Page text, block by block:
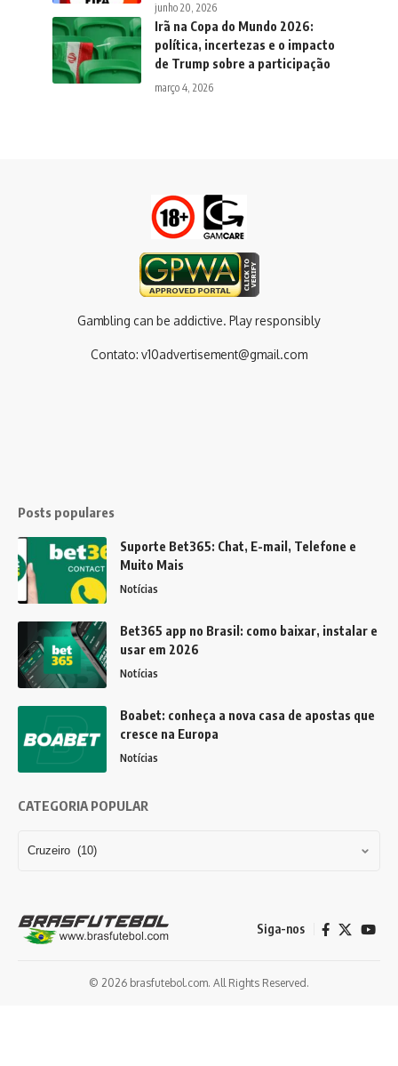
junho 20, 2026
Irã na Copa do Mundo 2026:
política, incertezas e o impacto
de Trump sobre a participação
março 4, 2026
Gambling can be addictive. Play responsibly
Contato: v10advertisement@gmail.com
Posts populares
Suporte Bet365: Chat, E-mail, Telefone e
Muito Mais
Notícias
Bet365 app no Brasil: como baixar, instalar e
usar em 2026
Notícias
Boabet: conheça a nova casa de apostas que
cresce na Europa
Notícias
CATEGORIA POPULAR
Siga-nos
© 2026 brasfutebol.com. All Rights Reserved.